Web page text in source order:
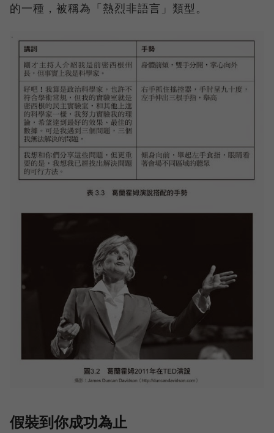
的一種，被稱為「熱烈非語言」類型。
假裝到你成功為止